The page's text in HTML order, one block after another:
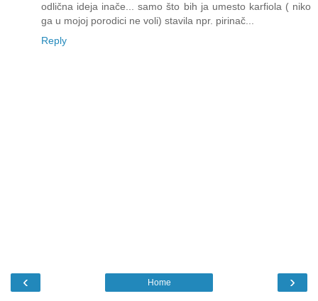
odlična ideja inače... samo što bih ja umesto karfiola ( niko
ga u mojoj porodici ne voli) stavila npr. pirinač...
Reply
‹ ›
Home